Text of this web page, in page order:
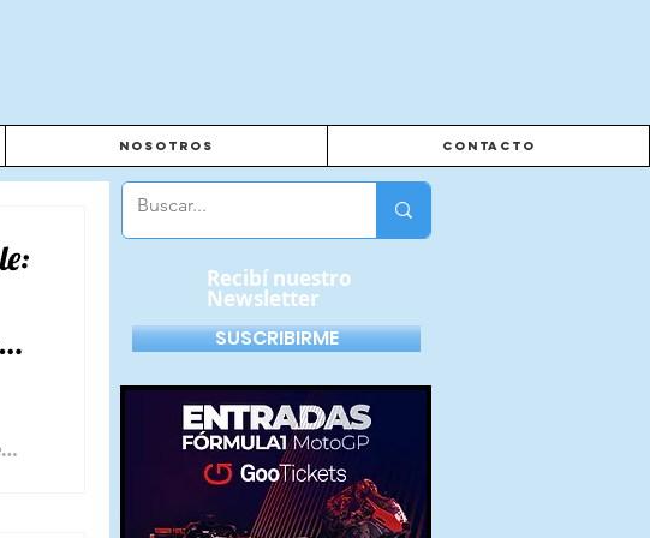
Nosotros Contacto
Recibí nuestro
Newsletter
SUSCRIBIRME